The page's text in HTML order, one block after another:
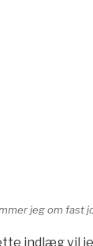
jeg om fast
indlæg vil